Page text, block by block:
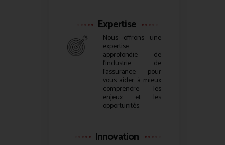
Expertise
Nous offrons une
expertise
approfondie de
l’industrie de
l’assurance pour
vous aider à mieux
comprendre les
enjeux et les
opportunités.
Innovation